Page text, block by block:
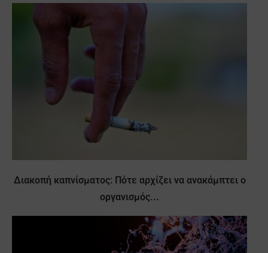
Διακοπή καπνίσματος: Πότε αρχίζει να ανακάμπτει ο
οργανισμός...